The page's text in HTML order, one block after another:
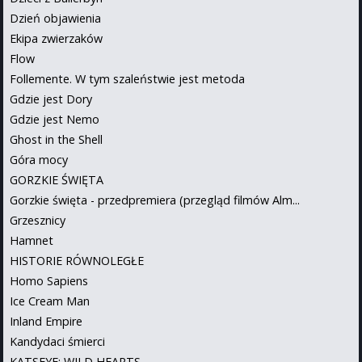
Dzień objawienia
Ekipa zwierzaków
Flow
Follemente. W tym szaleństwie jest metoda
Gdzie jest Dory
Gdzie jest Nemo
Ghost in the Shell
Góra mocy
GORZKIE ŚWIĘTA
Gorzkie święta - przedpremiera (przegląd filmów Alm...
Grzesznicy
Hamnet
HISTORIE RÓWNOLEGŁE
Homo Sapiens
Ice Cream Man
Inland Empire
Kandydaci śmierci